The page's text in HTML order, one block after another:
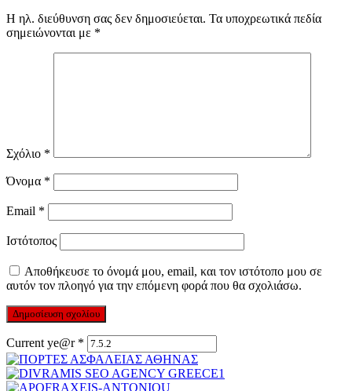
Η ηλ. διεύθυνση σας δεν δημοσιεύεται. Τα υποχρεωτικά πεδία
σημειώνονται με *
Σχόλιο *
Όνομα *
Email *
Ιστότοπος
Αποθήκευσε το όνομά μου, email, και τον ιστότοπο μου σε
αυτόν τον πλοηγό για την επόμενη φορά που θα σχολιάσω.
Current ye@r *